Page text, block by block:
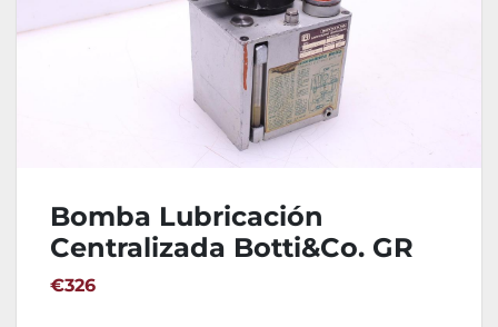
Bomba Lubricación
Centralizada Botti&Co. GR
2080 LM
€326